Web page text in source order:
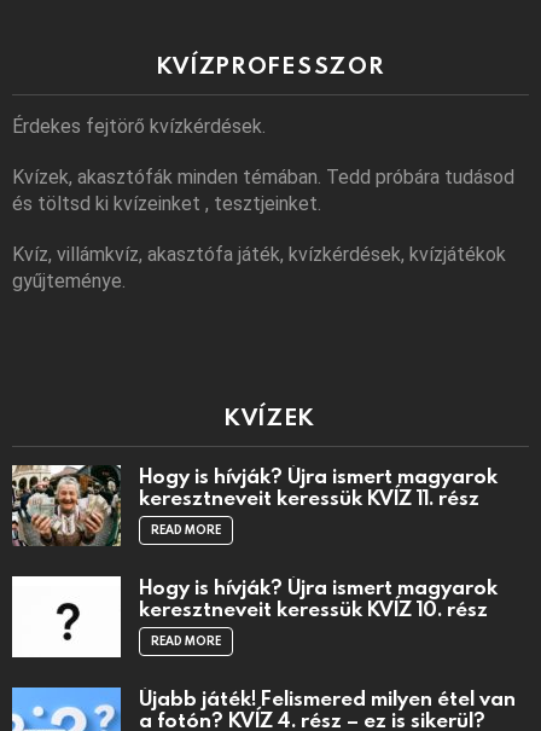
KVÍZPROFESSZOR
Érdekes fejtörő kvízkérdések.
Kvízek, akasztófák minden témában. Tedd próbára tudásod
és töltsd ki kvízeinket , tesztjeinket.
Kvíz, villámkvíz, akasztófa játék, kvízkérdések, kvízjátékok
gyűjteménye.
KVÍZEK
Hogy is hívják? Újra ismert magyarok
keresztneveit keressük KVÍZ 11. rész
READ MORE
Hogy is hívják? Újra ismert magyarok
keresztneveit keressük KVÍZ 10. rész
READ MORE
Újabb játék! Felismered milyen étel van
a fotón? KVÍZ 4. rész – ez is sikerül?